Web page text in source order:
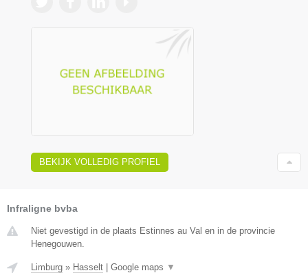
BEKIJK VOLLEDIG PROFIEL
Infraligne bvba
Niet gevestigd in de plaats Estinnes au Val en in de provincie
Henegouwen.
Limburg » Hasselt | Google maps ▼